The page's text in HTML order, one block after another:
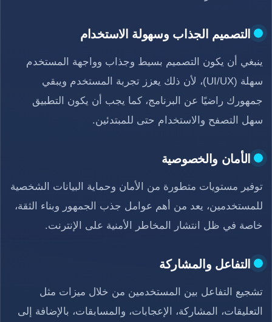
التصميم الجذاب وسهولة الاستخدام
ينبغي أن يكون التصميم بسيط وجذاب وواجهة المستخدم
سهلة (UI/UX)، لأن ذلك يعزز تجربة المستخدم ويبقي
جمهورك راضيًا عن البرنامج، كما يجب أن يكون التطبيق
سهل التصفح والاستخدام حتى للمبتدئين.
الأمان والخصوصية
توفير مستويات متطورة من الأمان وحماية البيانات الشخصية
للمستخدمين، يعد من أهم عوامل جذب الجمهور وبناء الثقة،
خاصة في ظل انتشار المخاطر الأمنية على الإنترنت.
التفاعل والمشاركة
تشجيع التفاعل بين المستخدمين من خلال ميزات مثل
التعليقات، المشاركة، الإعجابات، والمسابقات، بالإضافة إلى